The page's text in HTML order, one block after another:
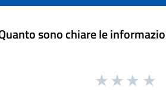
sono chiare le